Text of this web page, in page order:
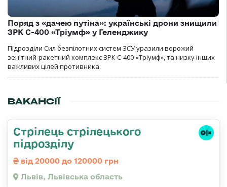
Поряд з «дачею путіна»: українські дрони знищили
ЗРК С-400 «Тріумф» у Геленджику
Підрозділи Сил безпілотних систем ЗСУ уразили ворожий
зенітний-ракетний комплекс ЗРК С-400 «Тріумф», та низку інших
важливих цілей противника.
ВАКАНСІЇ
Стрілець стрілецького
підрозділу
від 20000 до 120000 грн
Львів, Львівська область